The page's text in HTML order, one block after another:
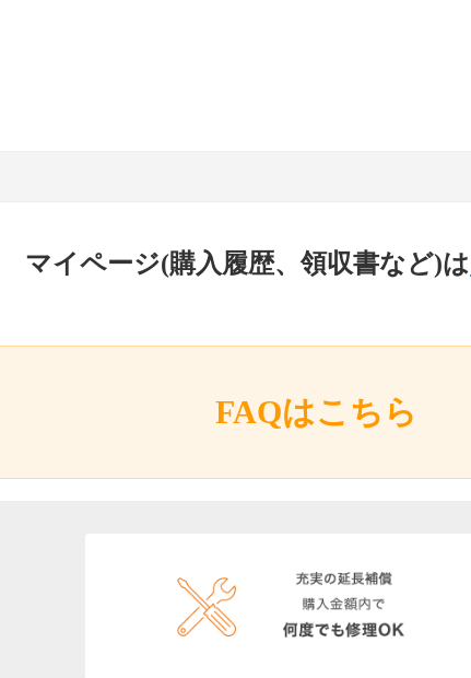
マイページ(購入履歴、領収書など)は
FAQはこちら